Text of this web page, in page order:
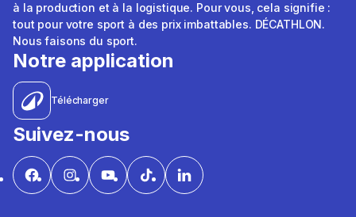
à la production et à la logistique. Pour vous, cela signifie :
tout pour votre sport à des prix imbattables. DÉCATHLON.
Nous faisons du sport.
Notre application
Télécharger
Suivez-nous